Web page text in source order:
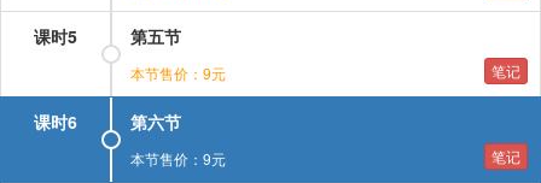
课时5 第五节
本节售价：9元 笔记
课时6 第六节
本节售价：9元 笔记